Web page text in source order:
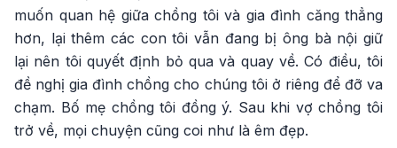
muốn quan hệ giữa chồng tôi và gia đình căng thẳng
hơn, lại thêm các con tôi vẫn đang bị ông bà nội giữ
lại nên tôi quyết định bỏ qua và quay về. Có điều, tôi
đề nghị gia đình chồng cho chúng tôi ở riêng để đỡ va
chạm. Bố mẹ chồng tôi đồng ý. Sau khi vợ chồng tôi
trở về, mọi chuyện cũng coi như là êm đẹp.